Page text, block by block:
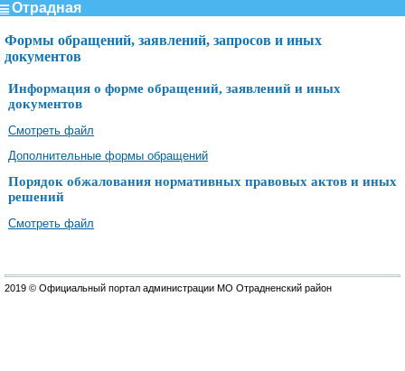
Отрадная
Формы обращений, заявлений, запросов и иных
документов
Информация о форме обращений, заявлений и иных
документов
Смотреть файл
Дополнительные формы обращений
Порядок обжалования нормативных правовых актов и иных
решений
Смотреть файл
2019 © Официальный портал администрации МО Отрадненский район